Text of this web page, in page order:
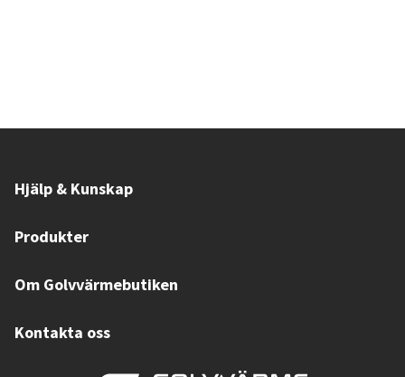
Hjälp & Kunskap
Produkter
Om Golvvärmebutiken
Kontakta oss